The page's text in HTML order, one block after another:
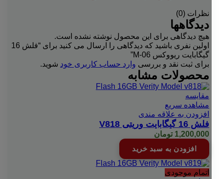
نظرات (0)
دیدگاهها
هیچ دیدگاهی برای این محصول نوشته نشده است.
اولین نفری باشید که دیدگاهی را ارسال می کنید برای “فلش 16
گیگابایت ریووکس M-06”
برای ثبت نقد و بررسی وارد حساب کاربری خود شوید.
محصولات مشابه
مقایسه
مشاهده سریع
افزودن به علاقه مندی
فلش 16 گیگابایت وریتی V818
1,200,000 تومان
افزودن به سبد خرید
اتمام موجودی